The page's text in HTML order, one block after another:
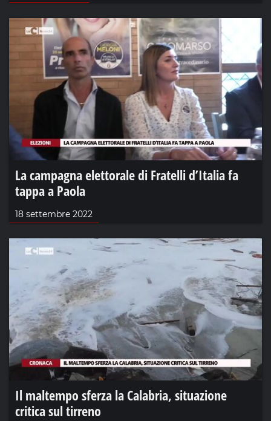
La campagna elettorale di Fratelli d’Italia fa
tappa a Paola
18 settembre 2022
Il maltempo sferza la Calabria, situazione
critica sul tirreno